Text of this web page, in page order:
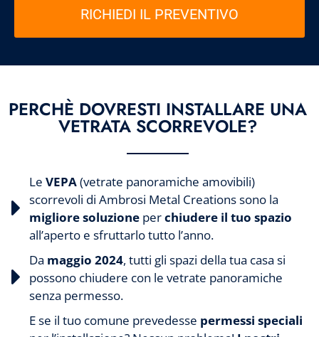
RICHIEDI IL PREVENTIVO
PERCHÈ DOVRESTI INSTALLARE UNA
VETRATA SCORREVOLE?
Le VEPA(vetrate panoramiche amovibili)
scorrevoli di Ambrosi Metal Creations sono la
migliore soluzione perchiudere il tuo spazio
all’aperto e sfruttarlo tutto l’anno.
Da maggio 2024, tutti gli spazi della tua casa si
possono chiudere con le vetrate panoramiche
senza permesso.
E se il tuo comune prevedesse permessi speciali